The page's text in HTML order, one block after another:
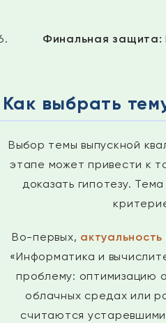
Финальная защита:
Как выбрать
Выбор темы выпускной
этапе может привести к
доказать гипотезу.
Во-первых, актуальность
«Информатика и
проблему: оптимизацию
облачных средах или
считаются